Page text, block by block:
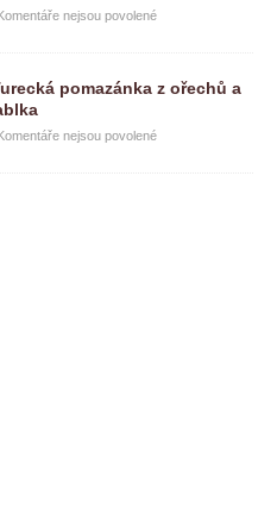
nejsou povolené
pomazánka z ořechů a
nejsou povolené